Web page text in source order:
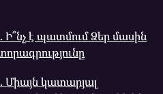
է պատմում Ձեր մասին
Միայն կատարյալ